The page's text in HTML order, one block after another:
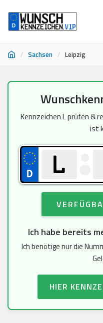
/ Sachsen / Leipzig
springen
Kennzeichen L prüfen &
ist
Ich habe bereits
Ich benötige nur die
HIER